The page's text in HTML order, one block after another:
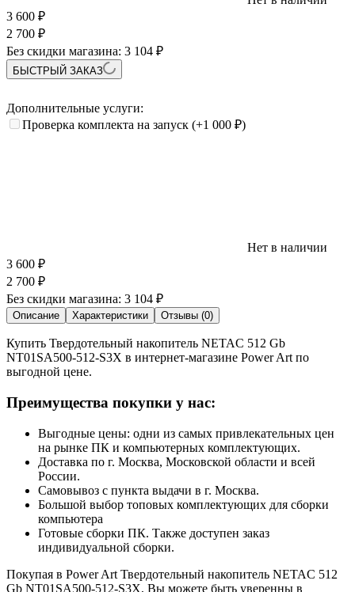
3 600 ₽
2 700 ₽
Без скидки магазина: 3 104 ₽
БЫСТРЫЙ ЗАКАЗ
Дополнительные услуги:
Проверка комплекта на запуск (+1 000 ₽)
Нет в наличии
3 600 ₽
2 700 ₽
Без скидки магазина: 3 104 ₽
Описание Характеристики Отзывы (0)
Купить Твердотельный накопитель NETAC 512 Gb
NT01SA500-512-S3X в интернет-магазине Power Art по
выгодной цене.
Преимущества покупки у нас:
Выгодные цены: одни из самых привлекательных цен
на рынке ПК и компьютерных комплектующих.
Доставка по г. Москва, Московской области и всей
России.
Самовывоз с пункта выдачи в г. Москва.
Большой выбор топовых комплектующих для сборки
компьютера
Готовые сборки ПК. Также доступен заказ
индивидуальной сборки.
Покупая в Power Art Твердотельный накопитель NETAC 512
Gb NT01SA500-512-S3X, Вы можете быть уверенны в